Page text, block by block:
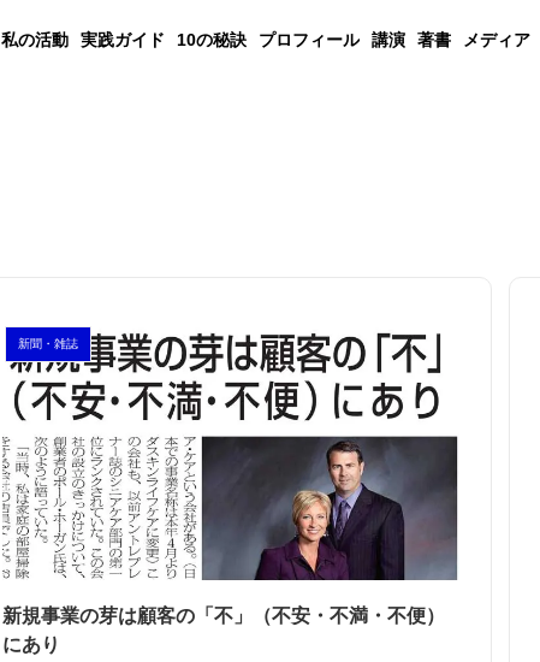
私の活動 実践ガイド 10の秘訣 プロフィール 講演 著書 メディア
新聞・雑誌
新規事業の芽は顧客の「不」（不安・不満・不便）
にあり